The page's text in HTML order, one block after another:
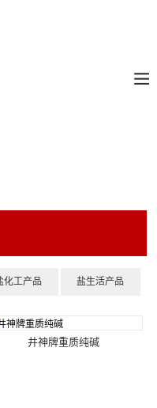
化工产品 盐生活产品
井神牌重质纯碱